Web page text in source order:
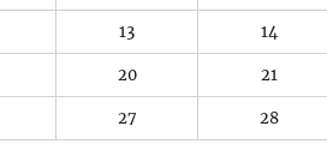
13 14
20 21
27 28